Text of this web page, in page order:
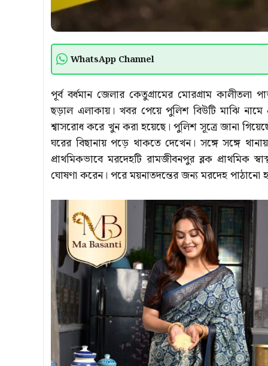
WhatsApp Channel
পূর্ব বর্ধমান জেলার কেতুগ্রামের মোরগ্রাম
ছড়াল এলাকায়। খবর পেয়ে পুলিশ বিউটি মাঝি
শ্বাসরোধ করে খুন করা হয়েছে। পুলিশ সূত্রে জানা
ঘরের বিছানায় পড়ে থাকতে দেখেন। সঙ্গে সঙ্গে
প্রাথমিকভাবে মরদেহটি রামজীবনপুর ব্লক প্রাথমিক
ঘোষণা করেন। পরে ময়নাতদন্তের জন্য মরদেহ পাঠানো